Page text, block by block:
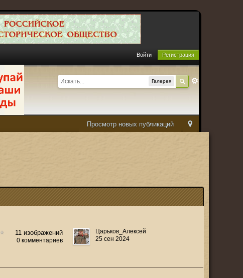
Войти Регистрация
Галерея
Просмотр новых публикаций
11 изображений
0 комментариев
Царьков_Алексей
25 сен 2024